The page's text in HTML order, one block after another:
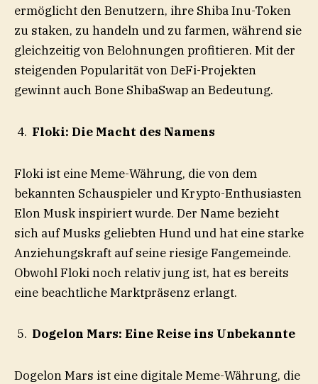
ermöglicht den Benutzern, ihre Shiba Inu-Token
zu staken, zu handeln und zu farmen, während sie
gleichzeitig von Belohnungen profitieren. Mit der
steigenden Popularität von DeFi-Projekten
gewinnt auch Bone ShibaSwap an Bedeutung.
Floki: Die Macht des Namens
Floki ist eine Meme-Währung, die von dem
bekannten Schauspieler und Krypto-Enthusiasten
Elon Musk inspiriert wurde. Der Name bezieht
sich auf Musks geliebten Hund und hat eine starke
Anziehungskraft auf seine riesige Fangemeinde.
Obwohl Floki noch relativ jung ist, hat es bereits
eine beachtliche Marktpräsenz erlangt.
Dogelon Mars: Eine Reise ins Unbekannte
Dogelon Mars ist eine digitale Meme-Währung, die